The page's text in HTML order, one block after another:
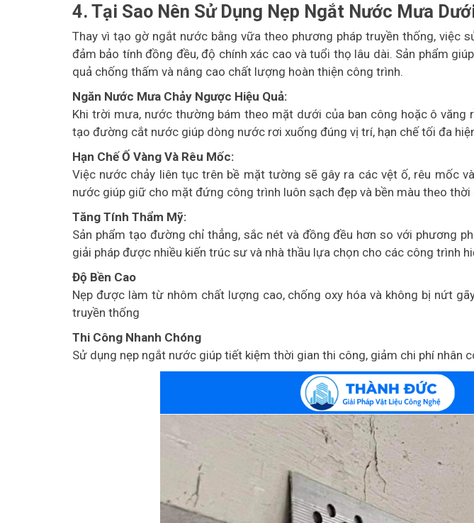
4. Tại Sao Nên Sử Dụng Nẹp Ngắt Nước Mưa
Thay vì tạo gờ ngắt nước bằng vữa theo phương pháp truyền thống, việc
đảm bảo tính đồng đều, độ chính xác cao và tuổi thọ lâu dài. Sản phẩm
quả chống thấm và nâng cao chất lượng hoàn thiện công trình.
Ngăn Nước Mưa Chảy Ngược Hiệu Quả:
Khi trời mưa, nước thường bám theo mặt dưới của ban công hoặc ô văng
tạo đường cắt nước giúp dòng nước rơi xuống đúng vị trí, hạn chế tối đa
Hạn Chế Ố Vàng Và Rêu Mốc:
Việc nước chảy liên tục trên bề mặt tường sẽ gây ra các vệt ố, rêu mốc
nước giúp giữ cho mặt đứng công trình luôn sạch đẹp và bền màu theo thời
Tăng Tính Thẩm Mỹ:
Sản phẩm tạo đường chỉ thẳng, sắc nét và đồng đều hơn so với phương
giải pháp được nhiều kiến trúc sư và nhà thầu lựa chọn cho các công trình
Độ Bền Cao
Nẹp được làm từ nhôm chất lượng cao, chống oxy hóa và không bị nứt
truyền thống
Thi Công Nhanh Chóng
Sử dụng nẹp ngắt nước giúp tiết kiệm thời gian thi công, giảm chi phí nhân